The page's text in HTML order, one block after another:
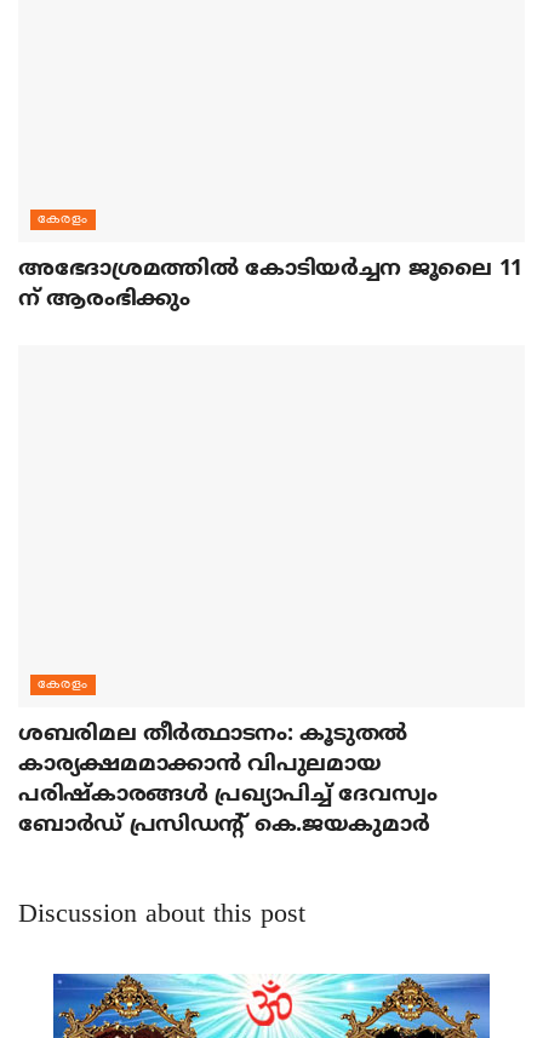
കേരളം
അഭേദാശ്രമത്തില്‍ കോടിയര്‍ച്ചന ജൂലൈ 11
ന് ആരംഭിക്കും
കേരളം
ശബരിമല തീര്‍ത്ഥാടനം: കൂടുതല്‍
കാര്യക്ഷമമാക്കാന്‍ വിപുലമായ
പരിഷ്‌കാരങ്ങള്‍ പ്രഖ്യാപിച്ച് ദേവസ്വം
ബോര്‍ഡ് പ്രസിഡന്റ് കെ.ജയകുമാര്‍
Discussion about this post